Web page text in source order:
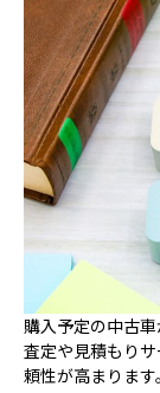
購入予定の中古
査定や見積もり
頼性が高まります。